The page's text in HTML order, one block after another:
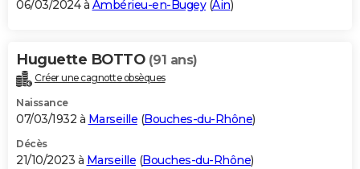
06/03/2024 à Ambérieu-en-Bugey(Ain)
Huguette BOTTO (91 ans)
Créer une cagnotte obsèques
Naissance
07/03/1932 à Marseille (Bouches-du-Rhône)
Décès
21/10/2023 à Marseille (Bouches-du-Rhône)